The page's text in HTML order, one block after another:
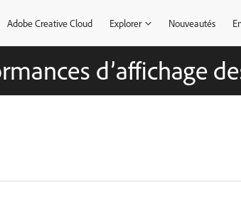
Adobe Creative Cloud Explorer Nouveautés
d’affichage